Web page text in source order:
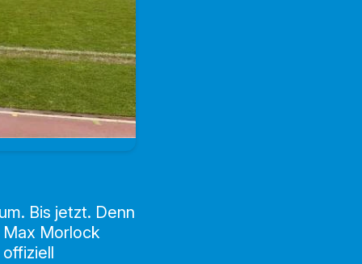
Bis jetzt. Denn
Max Morlock